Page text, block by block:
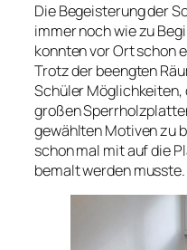
Die Begeisterung der
immer noch wie zu
konnten vor Ort schon
Trotz der beengten
Schüler
großen
gewählten Motiven zu
schon mal mit auf die
bemalt werden musste.